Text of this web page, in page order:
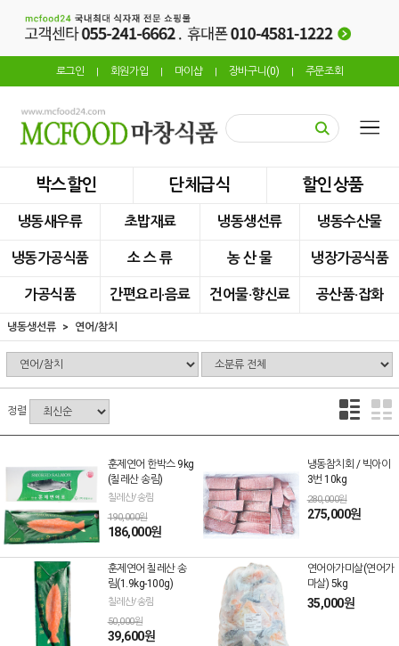
로그인 회원가입 마이샵 장바구니(0) 주문조회
박스할인 단체급식 할인상품
냉동새우류 초밥재료 냉동생선류 냉동수산물
냉동가공식품 소 스 류 농 산 물 냉장가공식품
가공식품 간편요리·음료 건어물·향신료 공산품·잡화
냉동생선류 연어/참치
정렬
훈제연어 한박스 9kg
(칠레산 송림)
칠레산/송림
190,000원
186,000원
냉동참치회 / 빅아이
3번 10kg
280,000원
275,000원
훈제연어 칠레산 송
림(1.9kg-100g)
칠레산/송림
50,000원
39,600원
연어아가미살(연어가
마살) 5kg
35,000원